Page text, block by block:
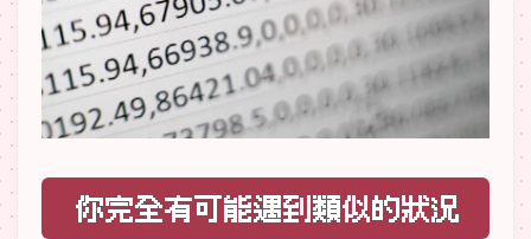
你完全有可能遇到類似的狀況